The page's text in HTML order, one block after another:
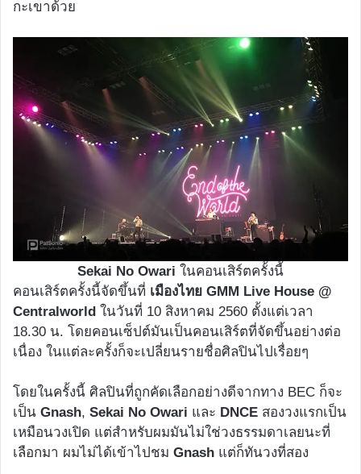
กะเขาด้วย
Sekai No Owari ในคอนเสิร์ตครั้งนี้
คอนเสิร์ตครั้งนี้จัดขึ้นที่ เมืองไทย GMM Live House @
Centralworld ในวันที่ 10 สิงหาคม 2560 ตั้งแต่เวลา
18.30 น. โดยคอนเซ็ปต์มันเป็นคอนเสิร์ตที่จัดขึ้นอย่างต่อ
เนื่อง ในแต่ละครั้งก็จะเปลี่ยนรายชื่อศิลปินไปเรื่อยๆ
โดยในครั้งนี้ ศิลปินที่ถูกคัดเลือกอย่างดีจากทาง BEC ก็จะ
เป็น Gnash, Sekai No Owari และ DNCE สองวงแรกเป็น
เหมือนวงเปิด แต่สำหรับผมมันไม่ใช่วงธรรมดาเลยนะที่
เลือกมา ผมไม่ได้เข้าไปชม Gnash แต่ก็ทันวงที่สอง